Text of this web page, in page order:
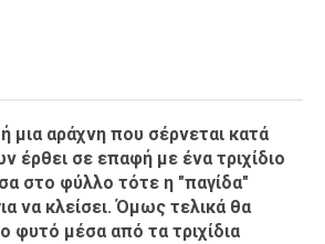
μια αράχνη που σέρνεται κατά
έρθει σε επαφή με ένα τριχίδιο
στο φύλλο τότε η "παγίδα"
να κλείσει. Όμως τελικά θα
φυτό μέσα από τα τριχίδια